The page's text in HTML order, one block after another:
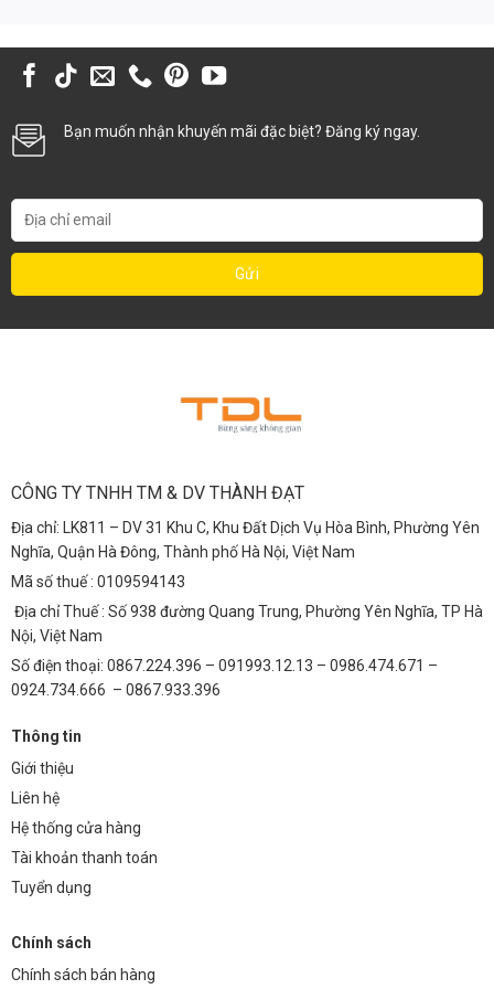
xưởng, kho bãi, khu công nghiệp, bãi đỗ xe và các công trình công
nghiệp khác. Tuy nhiên, cần lựa chọn loại đèn có khả năng chống
4. So Sánh Kinh Tế: Tiết Kiệm Lâu Dài
huỳnh quang truyền thống (cùng độ sáng):
ĐÈN LED
12W
ĐÈN HUỲNH
đèn)
0 VNĐ
Như vậy, sau 5 năm sử dụng, chi phí tổng thể cho đèn LED 12W thấp
hơn đáng kể so với đèn huỳnh quang, chứng minh hiệu quả kinh tế
vượt trội của sản phẩm.
5. Hướng Dẫn Lắp Đặt Đèn Âm Trần Chống Loá 12W
Bước 1: Chuẩn bị
tua vít, bút chì, thước đo).
để khoét lỗ trên trần.
Bước 3: Kết nối dây điện
đầu nối của đèn. Lưu ý: Dây nóng (L) kết nối với đầu nối L, dây
nguội (N) kết nối với đầu nối N.
Bước 4: Gắn đèn: Đẩy đèn vào lỗ đã khoét, đảm bảo đèn được cố
định chắc chắn.
động bình thường không.
Bạn muốn nhận khuyến mãi đặc biệt? Đăng ký ngay.
CÔNG TY TNHH TM & DV THÀNH ĐẠT
Địa chỉ: LK811 – DV 31 Khu C, Khu Đất Dịch Vụ Hòa Bình, Phường Yên
Nghĩa, Quận Hà Đông, Thành phố Hà Nội, Việt Nam
Mã số thuế : 0109594143
Địa chỉ Thuế : Số 938 đường Quang Trung, Phường Yên Nghĩa, TP Hà
Nội, Việt Nam
Số điện thoại: 0867.224.396 – 091993.12.13 – 0986.474.671 –
0924.734.666 – 0867.933.396
Thông tin
Giới thiệu
Liên hệ
Hệ thống cửa hàng
Tài khoản thanh toán
Tuyển dụng
Chính sách
Chính sách bán hàng